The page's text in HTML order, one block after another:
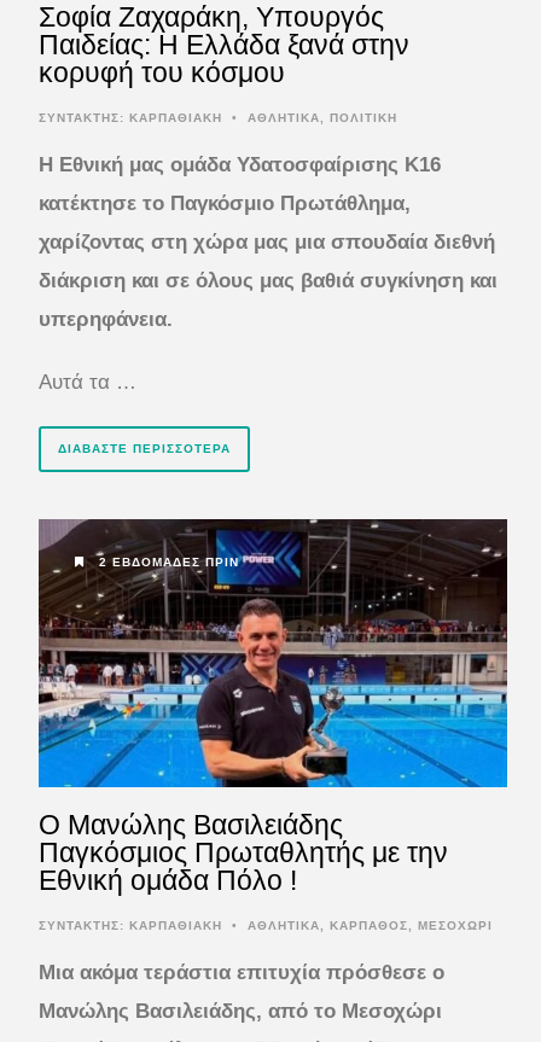
Σοφία Ζαχαράκη, Υπουργός
Παιδείας: Η Ελλάδα ξανά στην
κορυφή του κόσμου
ΣΥΝΤΆΚΤΗΣ: ΚΑΡΠΑΘΙΑΚΗ • ΑΘΛΗΤΙΚΑ ΠΟΛΙΤΙΚΗ
Η Εθνική μας ομάδα Υδατοσφαίρισης Κ16
κατέκτησε το Παγκόσμιο Πρωτάθλημα,
χαρίζοντας στη χώρα μας μια σπουδαία διεθνή
διάκριση και σε όλους μας βαθιά συγκίνηση και
υπερηφάνεια.
Αυτά τα …
ΔΙΑΒΆΣΤΕ ΠΕΡΙΣΣΌΤΕΡΑ
2 ΕΒΔΟΜΆΔΕΣ ΠΡΙΝ
Ο Μανώλης Βασιλειάδης
Παγκόσμιος Πρωταθλητής με την
Εθνική ομάδα Πόλο !
ΣΥΝΤΆΚΤΗΣ: ΚΑΡΠΑΘΙΑΚΗ • ΑΘΛΗΤΙΚΑ ΚΑΡΠΑΘΟΣ ΜΕΣΟΧΩΡΙ
Μια ακόμα τεράστια επιτυχία πρόσθεσε ο
Μανώλης Βασιλειάδης, από το Μεσοχώρι